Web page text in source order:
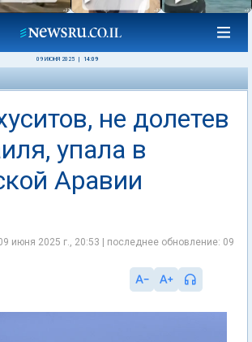
09 ИЮНЯ 2025 14:09
не долетев
упала в
Аравии
июня 2025 г., 20:53 | последнее обновление: 09